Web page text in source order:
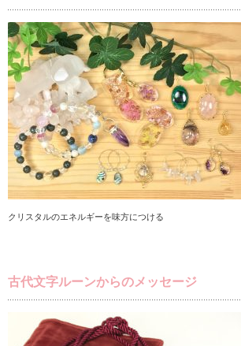
クリスタルのエネルギーを味方につける
古代文字ルーンからのメッセージ